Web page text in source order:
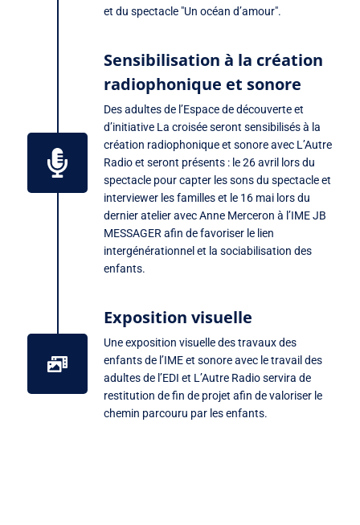
et du spectacle "Un océan d’amour".
Sensibilisation à la création
radiophonique et sonore
Des adultes de l’Espace de découverte et
d’initiative La croisée seront sensibilisés à la
création radiophonique et sonore avec L’Autre
Radio et seront présents : le 26 avril lors du
spectacle pour capter les sons du spectacle et
interviewer les familles et le 16 mai lors du
dernier atelier avec Anne Merceron à l’IME JB
MESSAGER afin de favoriser le lien
intergénérationnel et la sociabilisation des
enfants.
Exposition visuelle
Une exposition visuelle des travaux des
enfants de l’IME et sonore avec le travail des
adultes de l’EDI et L’Autre Radio servira de
restitution de fin de projet afin de valoriser le
chemin parcouru par les enfants.